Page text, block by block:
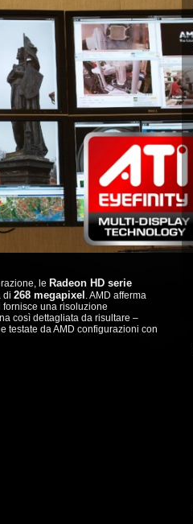
le Radeon HD serie
di 268 megapixel . AMD afferma
una risoluzione
così dettagliata da risultare –
testate da AMD configurazioni con